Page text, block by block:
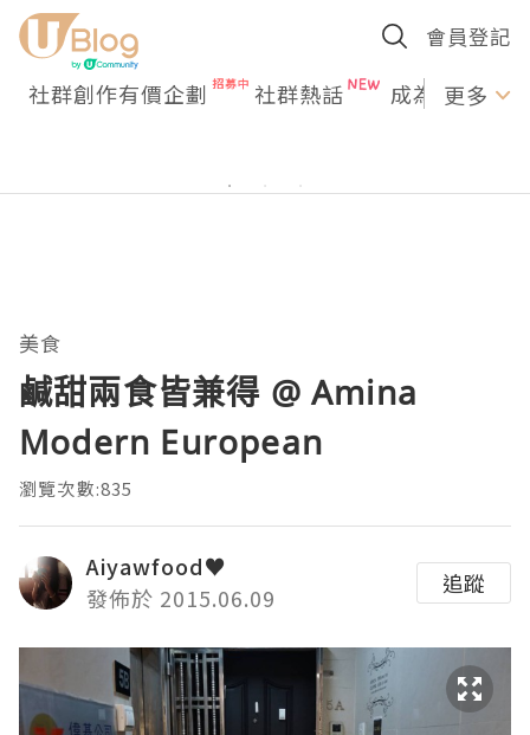
會員登記
社群創作有價企劃 社群熱話 成為U更多
美食
鹹甜兩食皆兼得 @ Amina
Modern European
瀏覽次數:835
Aiyawfood♥
發佈於 2015.06.09
追蹤